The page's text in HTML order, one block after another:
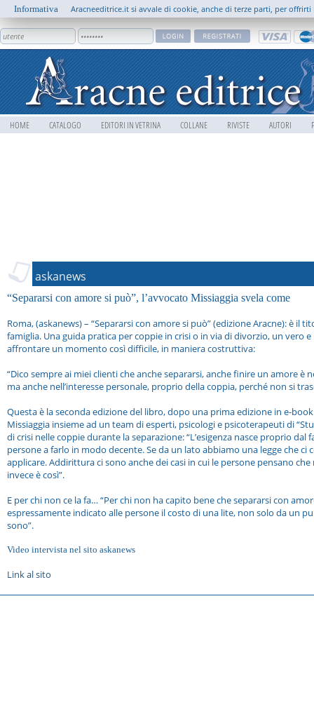
HOME CATALOGO EDITORI IN VETRINA COLLANE RIVISTE AUTORI
askanews
“Separarsi con amore si può”, l’avvocato Missiaggia svela come
Roma, (askanews) – “Separarsi con amore si può” (edizione Aracne): è
famiglia. Una guida pratica per coppie in crisi o in via di divorzio, un vero
affrontare un momento così difficile, in maniera costruttiva:
“Dico sempre ai miei clienti che anche separarsi, anche finire un amore
ma anche nell’interesse personale, proprio della coppia, perché non si
Questa è la seconda edizione del libro, dopo una prima edizione in e-
Missiaggia insieme ad un team di esperti, psicologi e psicoterapeuti di
di crisi nelle coppie durante la separazione: “L’esigenza nasce proprio
persone a farlo in modo decente. Se da un lato abbiamo una legge che
applicare. Addirittura ci sono anche dei casi in cui le persone pensano
invece è così”.
E per chi non ce la fa… “Per chi non ha capito bene che separarsi con
espressamente indicato alle persone il costo di una lite, non solo da un
sono”.
Video intervista nel sito askanews
Link al sito
Informativa Aracneeditrice.it si avvale di cookie, anche di terze parti, per